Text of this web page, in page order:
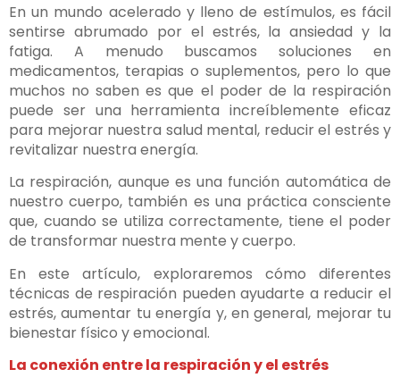
En un mundo acelerado y lleno de estímulos, es fácil
sentirse abrumado por el estrés, la ansiedad y la
fatiga. A menudo buscamos soluciones en
medicamentos, terapias o suplementos, pero lo que
muchos no saben es que el poder de la respiración
puede ser una herramienta increíblemente eficaz
para mejorar nuestra salud mental, reducir el estrés y
revitalizar nuestra energía.
La respiración, aunque es una función automática de
nuestro cuerpo, también es una práctica consciente
que, cuando se utiliza correctamente, tiene el poder
de transformar nuestra mente y cuerpo.
En este artículo, exploraremos cómo diferentes
técnicas de respiración pueden ayudarte a reducir el
estrés, aumentar tu energía y, en general, mejorar tu
bienestar físico y emocional.
La conexión entre la respiración y el estrés